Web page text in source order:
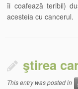
îi coafează teribil)
acesteia cu cancerul.
ştirea
This entry was posted in